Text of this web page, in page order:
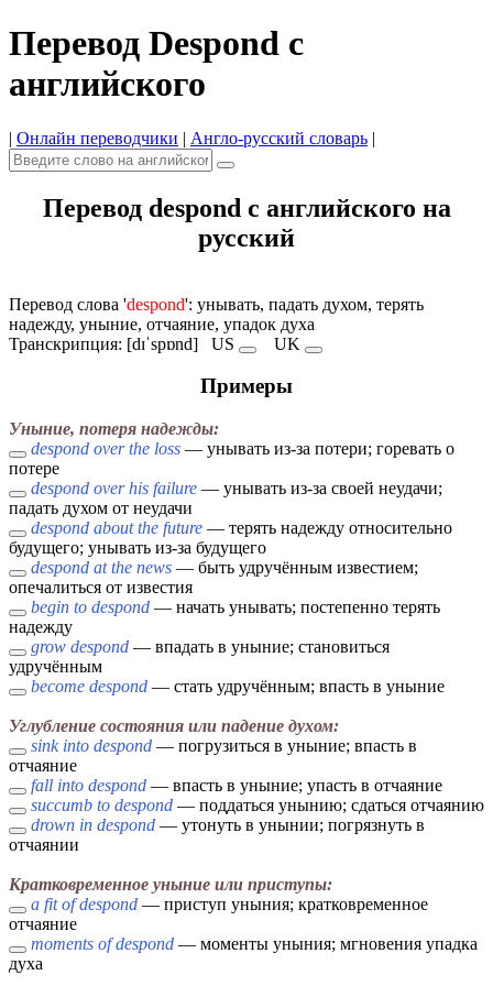
Перевод Despond с
английского
| Онлайн переводчики | Англо-русский словарь |
Перевод despond с английского на
русский
Перевод слова 'despond': унывать, падать духом, терять
надежду, уныние, отчаяние, упадок духа
Транскрипция: [dɪˈspɒnd] US UK
Примеры
Уныние, потеря надежды:
despond over the loss — унывать из-за потери; горевать о
потере
despond over his failure — унывать из-за своей неудачи;
падать духом от неудачи
despond about the future — терять надежду относительно
будущего; унывать из-за будущего
despond at the news — быть удручённым известием;
опечалиться от известия
begin to despond — начать унывать; постепенно терять
надежду
grow despond — впадать в уныние; становиться
удручённым
become despond — стать удручённым; впасть в уныние
Углубление состояния или падение духом:
sink into despond — погрузиться в уныние; впасть в
отчаяние
fall into despond — впасть в уныние; упасть в отчаяние
succumb to despond — поддаться унынию; сдаться отчаянию
drown in despond — утонуть в унынии; погрязнуть в
отчаянии
Кратковременное уныние или приступы:
a fit of despond — приступ уныния; кратковременное
отчаяние
moments of despond — моменты уныния; мгновения упадка
духа